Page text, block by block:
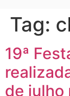
Tag:
19ª
de julho